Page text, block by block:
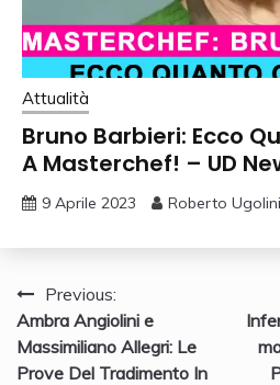
Attualità
Bruno Barbieri: Ecco
A Masterchef! – UD
9 Aprile 2023 Roberto Ugolini
Navigazione
articoli
Previous:
Ambra Angiolini e
Massimiliano Allegri: Le
Prove Del Tradimento In